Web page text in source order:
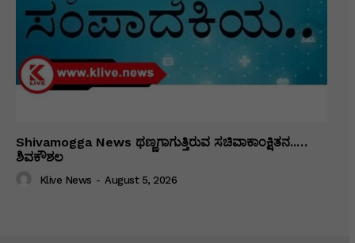
Shivamogga News ಥಣ್ಣಗಾಗುತ್ತಿರುವ ಸಚಿವಾಕಾಂಕ್ಷಿತನ..…
ಶಿವಕೌಶಲ
Klive News - August 5, 2026